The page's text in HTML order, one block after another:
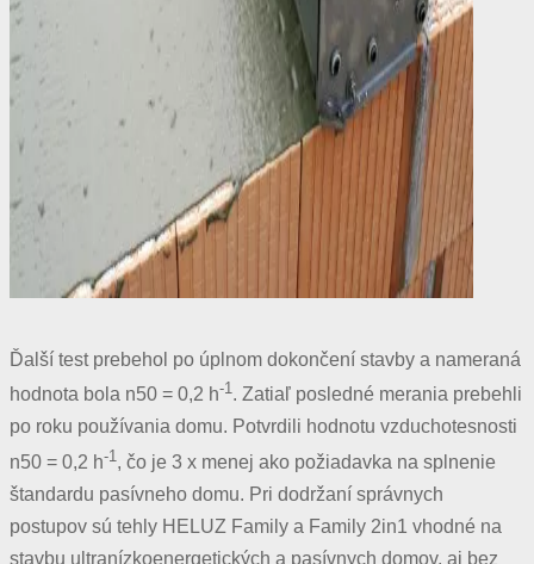
Ďalší test prebehol po úplnom dokončení stavby a nameraná
hodnota bola n50 = 0,2 h-1. Zatiaľ posledné merania prebehli
po roku používania domu. Potvrdili hodnotu vzduchotesnosti
n50 = 0,2 h-1 , čo je 3 x menej ako požiadavka na splnenie
štandardu pasívneho domu. Pri dodržaní správnych
postupov sú tehly HELUZ Family a Family 2in1 vhodné na
stavbu ultranízkoenergetických a pasívnych domov, aj bez